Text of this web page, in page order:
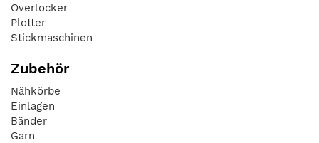
Overlocker
Plotter
Stickmaschinen
Zubehör
Nähkörbe
Einlagen
Bänder
Garn